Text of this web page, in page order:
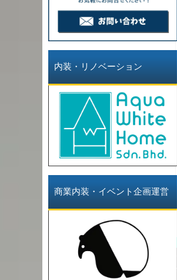
内装・リノベーション
商業内装・イベント企画運営